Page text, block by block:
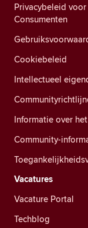
Privacybeleid
Consumenten
Cookiebeleid
Intellectueel
Informatie over
Community-
Vacatures
Vacature Portal
Techblog